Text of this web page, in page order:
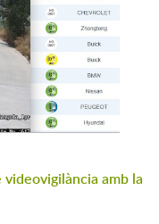
amb la